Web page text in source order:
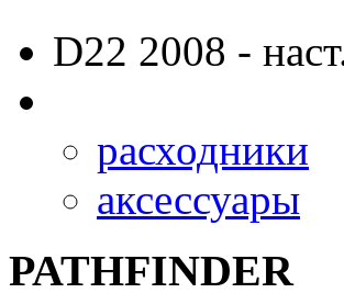
D22 2008 -
расходники
аксессуары
PATHFINDER